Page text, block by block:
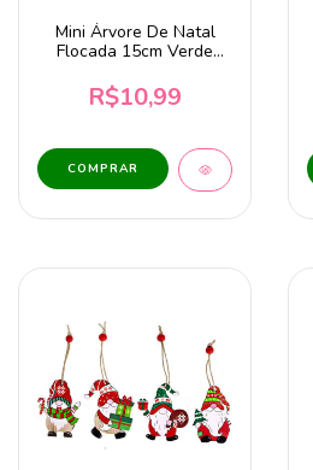
Mini Árvore De Natal
Flocada 15cm Verde
R$10,99